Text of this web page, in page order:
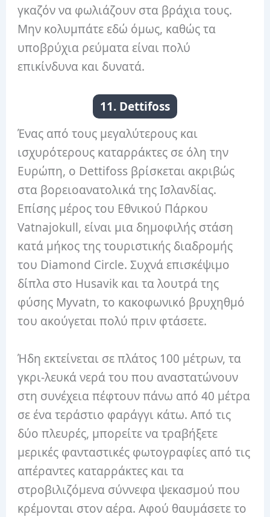
γκαζόν να φωλιάζουν στα βράχια τους.
Μην κολυμπάτε εδώ όμως, καθώς τα
υποβρύχια ρεύματα είναι πολύ
επικίνδυνα και δυνατά.
11. Dettifoss
Ένας από τους μεγαλύτερους και
ισχυρότερους καταρράκτες σε όλη την
Ευρώπη, ο Dettifoss βρίσκεται ακριβώς
στα βορειοανατολικά της Ισλανδίας.
Επίσης μέρος του Εθνικού Πάρκου
Vatnajokull, είναι μια δημοφιλής στάση
κατά μήκος της τουριστικής διαδρομής
του Diamond Circle. Συχνά επισκέψιμο
δίπλα στο Husavik και τα λουτρά της
φύσης Myvatn, το κακοφωνικό βρυχηθμό
του ακούγεται πολύ πριν φτάσετε.
Ήδη εκτείνεται σε πλάτος 100 μέτρων, τα
γκρι-λευκά νερά του που αναστατώνουν
στη συνέχεια πέφτουν πάνω από 40 μέτρα
σε ένα τεράστιο φαράγγι κάτω. Από τις
δύο πλευρές, μπορείτε να τραβήξετε
μερικές φανταστικές φωτογραφίες από τις
απέραντες καταρράκτες και τα
στροβιλιζόμενα σύννεφα ψεκασμού που
κρέμονται στον αέρα. Αφού θαυμάσετε το